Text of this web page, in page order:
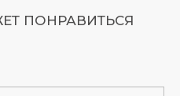
ПОНРАВИТЬСЯ